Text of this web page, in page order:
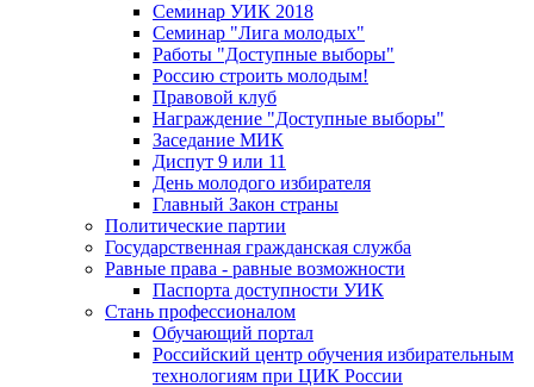
Семинар УИК 2018
Семинар "Лига молодых"
Работы "Доступные выборы"
Россию строить молодым!
Правовой клуб
Награждение "Доступные выборы"
Заседание МИК
Диспут 9 или 11
День молодого избирателя
Главный Закон страны
Политические партии
Государственная гражданская служба
Равные права - равные возможности
Паспорта доступности УИК
Стань профессионалом
Обучающий портал
Российский центр обучения избирательным
технологиям при ЦИК России